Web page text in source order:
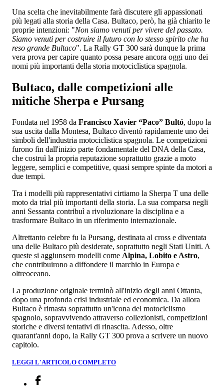
Una scelta che inevitabilmente farà discutere gli appassionati
più legati alla storia della Casa. Bultaco, però, ha già chiarito le
proprie intenzioni: "Non siamo venuti per vivere del passato.
Siamo venuti per costruire il futuro con lo stesso spirito che ha
reso grande Bultaco". La Rally GT 300 sarà dunque la prima
vera prova per capire quanto possa pesare ancora oggi uno dei
nomi più importanti della storia motociclistica spagnola.
Bultaco, dalle competizioni alle
mitiche Sherpa e Pursang
Fondata nel 1958 da Francisco Xavier “Paco” Bultó, dopo la
sua uscita dalla Montesa, Bultaco diventò rapidamente uno dei
simboli dell'industria motociclistica spagnola. Le competizioni
furono fin dall'inizio parte fondamentale del DNA della Casa,
che costruì la propria reputazione soprattutto grazie a moto
leggere, semplici e competitive, quasi sempre spinte da motori a
due tempi.
Tra i modelli più rappresentativi cirtiamo la Sherpa T una delle
moto da trial più importanti della storia. La sua comparsa negli
anni Sessanta contribuì a rivoluzionare la disciplina e a
trasformare Bultaco in un riferimento internazionale.
Altrettanto celebre fu la Pursang, destinata al cross e diventata
una delle Bultaco più desiderate, soprattutto negli Stati Uniti. A
queste si aggiunsero modelli come Alpina, Lobito e Astro,
che contribuirono a diffondere il marchio in Europa e
oltreoceano.
La produzione originale terminò all'inizio degli anni Ottanta,
dopo una profonda crisi industriale ed economica. Da allora
Bultaco è rimasta soprattutto un'icona del motociclismo
spagnolo, sopravvivendo attraverso collezionisti, competizioni
storiche e diversi tentativi di rinascita. Adesso, oltre
quarant'anni dopo, la Rally GT 300 prova a scrivere un nuovo
capitolo.
LEGGI L'ARTICOLO COMPLETO